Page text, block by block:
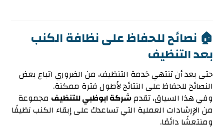
🏠 نصائح للحفاظ على نظافة الكنب
بعد التنظيف
حتى بعد أن تنتهي خدمة التنظيف، من الضروري اتباع بعض
النصائح للحفاظ على النتائج لأطول فترة ممكنة.
وفي هذا السياق، تقدمشركة ابوظبي للتنظيف مجموعة
من الإرشادات العملية التي تساعدك على إبقاء الكنب نظيفًا
ومنتعشًا دائمًا.